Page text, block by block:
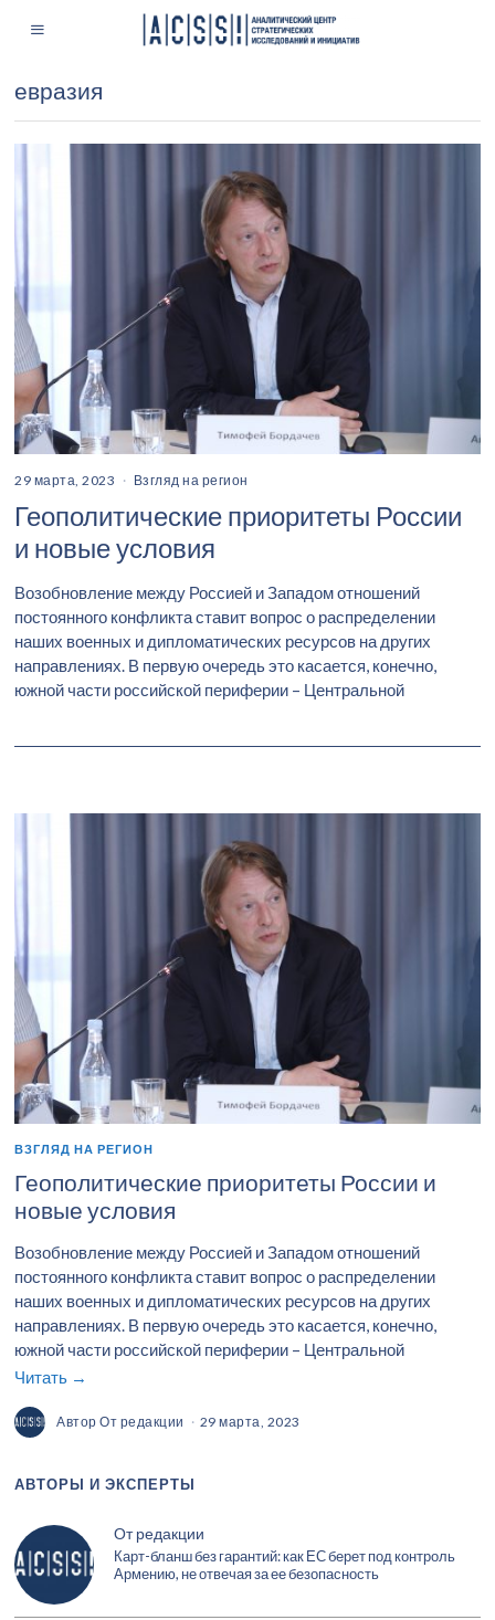
евразия
29 марта, 2023 Взгляд на регион
Геополитические приоритеты России
и новые условия
Возобновление между Россией и Западом отношений
постоянного конфликта ставит вопрос о распределении
наших военных и дипломатических ресурсов на других
направлениях. В первую очередь это касается, конечно,
южной части российской периферии – Центральной
ВЗГЛЯД НА РЕГИОН
Геополитические приоритеты России и
новые условия
Возобновление между Россией и Западом отношений
постоянного конфликта ставит вопрос о распределении
наших военных и дипломатических ресурсов на других
направлениях. В первую очередь это касается, конечно,
южной части российской периферии – Центральной
Читать →
АвторОт редакции 29 марта, 2023
АВТОРЫ И ЭКСПЕРТЫ
От редакции
Карт-бланш без гарантий: как ЕС берет под контроль
Армению, не отвечая за ее безопасность